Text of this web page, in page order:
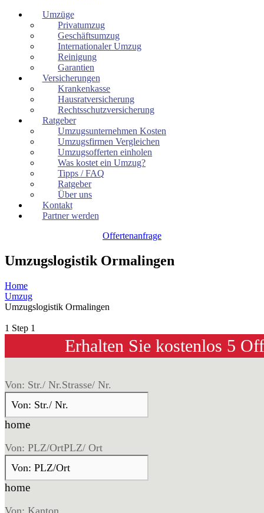
Umzüge
Privatumzug
Geschäftsumzug
Internationaler Umzug
Reinigung
Garantien
Versicherungen
Krankenkasse
Hausratversicherung
Rechtsschutzversicherung
Ratgeber
Umzugsunternehmen Kosten
Umzugsfirmen Vergleichen
Umzugsofferten einholen
Was kostet ein Umzug?
Tipps / FAQ
Ratgeber
Über uns
Kontakt
Partner werden
Offertenanfrage
Umzugslogistik Ormalingen
Home
Umzug
Umzugslogistik Ormalingen
1 Step 1
Erhalten Sie kostenlos 5
Von: Str./ Nr.Strasse/ Nr.
home
Von: PLZ/OrtPLZ/ Ort
home